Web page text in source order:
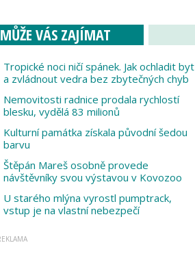
MŮŽE VÁS ZAJÍMAT
Tropické noci ničí spánek. Jak ochladit byt
a zvládnout vedra bez zbytečných chyb
Nemovitosti radnice prodala rychlostí
blesku, vydělá 83 milionů
Kulturní památka získala původní šedou
barvu
Štěpán Mareš osobně provede
návštěvníky svou výstavou v Kovozoo
U starého mlýna vyrostl pumptrack,
vstup je na vlastní nebezpečí